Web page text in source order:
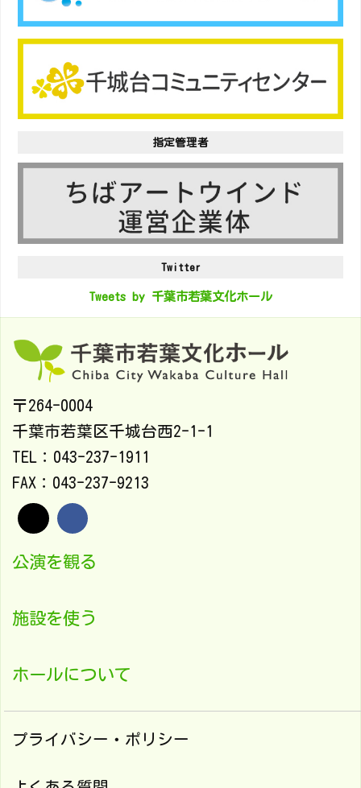
指定管理者
Twitter
Tweets by 千葉市若葉文化ホール
〒264-0004
千葉市若葉区千城台西2-1-1
TEL：043-237-1911
FAX：043-237-9213
公演を観る
施設を使う
ホールについて
プライバシー・ポリシー